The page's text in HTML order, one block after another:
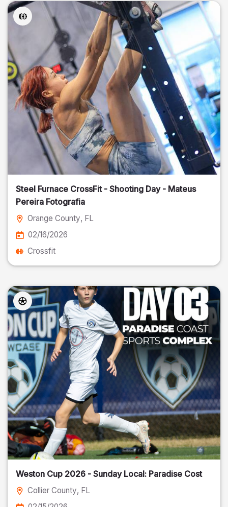
Steel Furnace CrossFit - Shooting Day - Mateus
Pereira Fotografia
Orange County, FL
02/16/2026
Crossfit
Weston Cup 2026 - Sunday Local: Paradise Cost
Collier County, FL